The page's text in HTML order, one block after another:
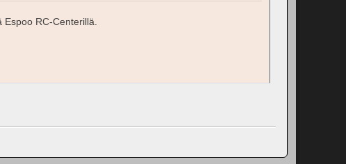
Espoo RC-Centerillä.